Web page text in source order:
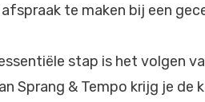
te maken bij een
stap is het volgen
Sprang & Tempo krijg je